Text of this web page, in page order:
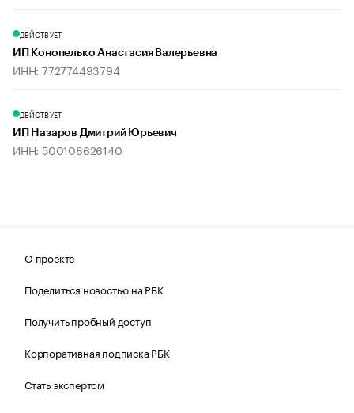
ДЕЙСТВУЕТ
ИП Конопелько Анастасия Валерьевна
ИНН: 772774493794
ДЕЙСТВУЕТ
ИП Назаров Дмитрий Юрьевич
ИНН: 500108626140
О проекте
Поделиться новостью на РБК
Получить пробный доступ
Корпоративная подписка РБК
Стать экспертом